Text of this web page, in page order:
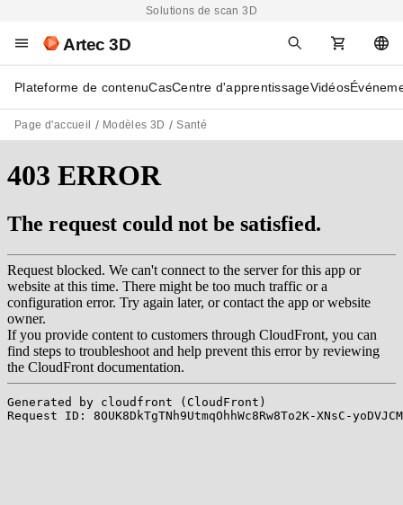
Solutions de scan 3D
Artec 3D
Plateforme de contenuCasCentre d'apprentissageVidéos
Page d'accueil Modèles 3D Santé